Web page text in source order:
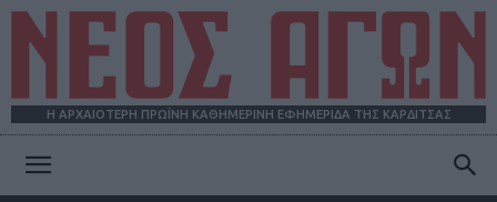
Η ΑΡΧΑΙΟΤΕΡΗ ΠΡΩΪΝΗ ΚΑΘΗΜΕΡΙΝΗ ΕΦΗΜΕΡΙΔΑ ΤΗΣ ΚΑΡΔΙΤΣΑΣ